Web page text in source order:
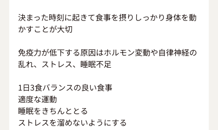
決まった時刻に起きて食事を摂りしっかり身体を動
かすことが大切
免疫力が低下する原因はホルモン変動や自律神経の
乱れ、ストレス、睡眠不足
1日3食バランスの良い食事
適度な運動
睡眠をきちんととる
ストレスを溜めないようにする